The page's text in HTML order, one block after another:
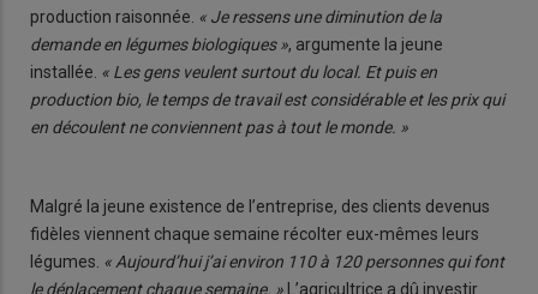
production raisonnée. « Je ressens une diminution de la
demande en légumes biologiques », argumente la jeune
installée. « Les gens veulent surtout du local. Et puis en
production bio, le temps de travail est considérable et les prix qui
en découlent ne conviennent pas à tout le monde. »
Malgré la jeune existence de l’entreprise, des clients devenus
fidèles viennent chaque semaine récolter eux-mêmes leurs
légumes. « Aujourd’hui j’ai environ 110 à 120 personnes qui font
le déplacement chaque semaine. »
L’agricultrice a dû investir